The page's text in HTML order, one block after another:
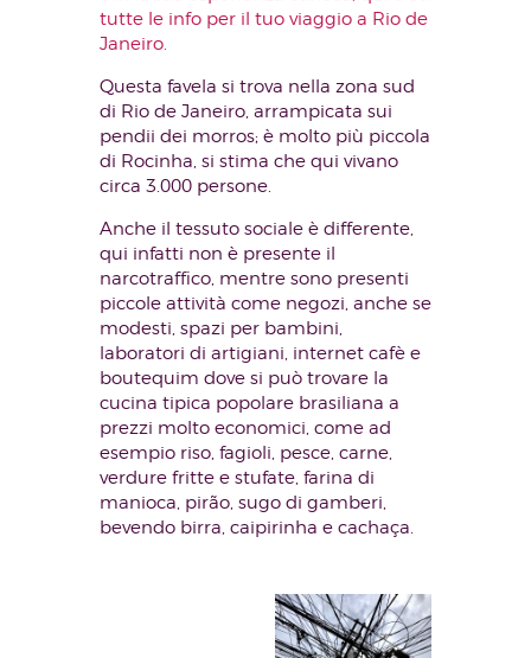
tutte le info per il tuo viaggio a Rio de
Janeiro.
Questa favela si trova nella zona sud
di Rio de Janeiro, arrampicata sui
pendii dei morros; è molto più piccola
di Rocinha, si stima che qui vivano
circa 3.000 persone.
Anche il tessuto sociale è differente,
qui infatti non è presente il
narcotraffico, mentre sono presenti
piccole attività come negozi, anche se
modesti, spazi per bambini,
laboratori di artigiani, internet cafè e
boutequim dove si può trovare la
cucina tipica popolare brasiliana a
prezzi molto economici, come ad
esempio riso, fagioli, pesce, carne,
verdure fritte e stufate, farina di
manioca, pirão, sugo di gamberi,
bevendo birra, caipirinha e cachaça.